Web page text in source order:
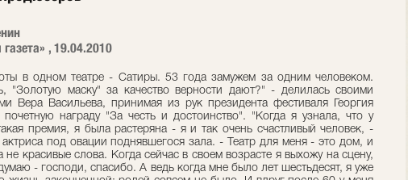
газета» , 19.04.2010
в одном театре - Сатиры. 53 года замужем за одним человеком.
"Золотую маску" за качество верности дают?" - делилась своими
Вера Васильева, принимая из рук президента фестиваля Георгия
почетную награду "За честь и достоинство". "Когда я узнала, что у
премия, я была растеряна - я и так очень счастливый человек, -
под овации поднявшегося зала. - Театр для меня - это дом, и
не красивые слова. Когда сейчас в своем возрасте я выхожу на сцену,
- господи, спасибо. А ведь когда мне было лет шестьдесят, я уже